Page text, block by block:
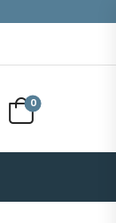
0